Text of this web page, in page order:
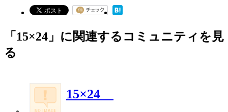
「15×24」に関連するコミュニティを見
る
15×24